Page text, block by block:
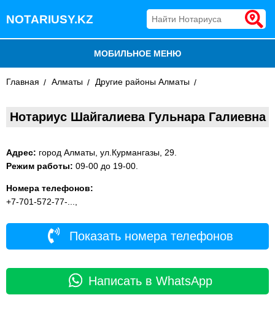
NOTARIUSY.KZ
МОБИЛЬНОЕ МЕНЮ
БЛОГ
ДОБАВИТЬ КОМПАНИЮ
Главная Алматы Другие районы Алматы
Нотариус Шайгалиева Гульнара Галиевна
Адрес: город Алматы, ул.Курмангазы, 29.
Режим работы: 09-00 до 19-00.
Номера телефонов:
+7-701-572-77-...,
Показать номера телефонов
Написать в WhatsApp